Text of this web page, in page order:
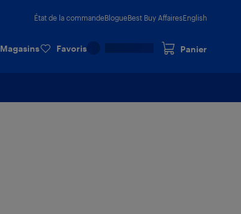
État de la commandeBlogueBest Buy AffairesEnglish
Magasins Favoris Panier